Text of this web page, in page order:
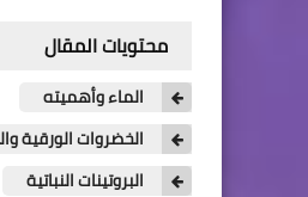
محتويات المقال
الماء وأهميته
الخضروات الورقية
البروتينات النباتية